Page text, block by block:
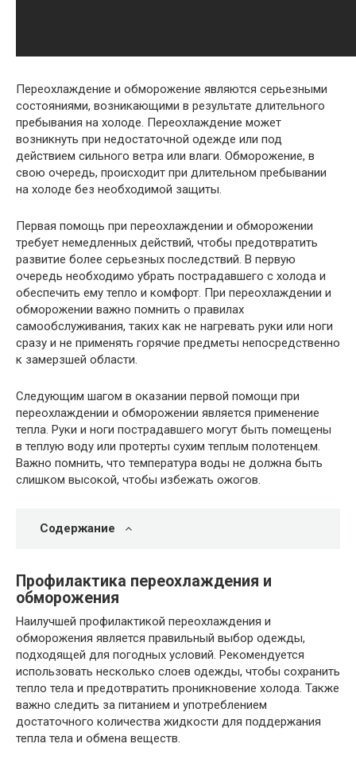
Переохлаждение и обморожение являются серьезными
состояниями, возникающими в результате длительного
пребывания на холоде. Переохлаждение может
возникнуть при недостаточной одежде или под
действием сильного ветра или влаги. Обморожение, в
свою очередь, происходит при длительном пребывании
на холоде без необходимой защиты.
Первая помощь при переохлаждении и обморожении
требует немедленных действий, чтобы предотвратить
развитие более серьезных последствий. В первую
очередь необходимо убрать пострадавшего с холода и
обеспечить ему тепло и комфорт. При переохлаждении и
обморожении важно помнить о правилах
самообслуживания, таких как не нагревать руки или ноги
сразу и не применять горячие предметы непосредственно
к замерзшей области.
Следующим шагом в оказании первой помощи при
переохлаждении и обморожении является применение
тепла. Руки и ноги пострадавшего могут быть помещены
в теплую воду или протерты сухим теплым полотенцем.
Важно помнить, что температура воды не должна быть
слишком высокой, чтобы избежать ожогов.
Содержание
Профилактика переохлаждения и
обморожения
Наилучшей профилактикой переохлаждения и
обморожения является правильный выбор одежды,
подходящей для погодных условий. Рекомендуется
использовать несколько слоев одежды, чтобы сохранить
тепло тела и предотвратить проникновение холода. Также
важно следить за питанием и употреблением
достаточного количества жидкости для поддержания
тепла тела и обмена веществ.